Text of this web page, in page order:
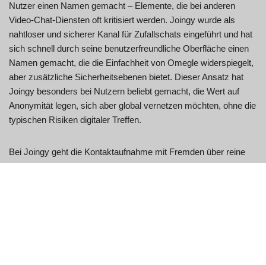
Nutzer einen Namen gemacht – Elemente, die bei anderen
Video-Chat-Diensten oft kritisiert werden. Joingy wurde als
nahtloser und sicherer Kanal für Zufallschats eingeführt und hat
sich schnell durch seine benutzerfreundliche Oberfläche einen
Namen gemacht, die die Einfachheit von Omegle widerspiegelt,
aber zusätzliche Sicherheitsebenen bietet. Dieser Ansatz hat
Joingy besonders bei Nutzern beliebt gemacht, die Wert auf
Anonymität legen, sich aber global vernetzen möchten, ohne die
typischen Risiken digitaler Treffen.
Bei Joingy geht die Kontaktaufnahme mit Fremden über reine
Unterhaltung hinaus. Es geht darum, eine sichere Plattform zu